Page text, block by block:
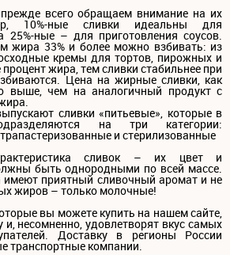
всего обращаем внимание на их
10%-ные сливки идеальны для
25%-ные – для приготовления соусов.
жира 33% и более можно взбивать: из
кремы для тортов, пирожных и
жира, тем сливки стабильнее при
Цена на жирные сливки, как
выше, чем на аналогичный продукт с
сливки «питьевые», которые в
на три категории:
и стерилизованные
сливок – их цвет и
быть однородными по всей массе.
имеют приятный сливочный аромат и не
жиров – только молочные!
вы можете купить на нашем сайте,
и, несомненно, удовлетворят вкус самых
Доставку в регионы России
транспортные компании.